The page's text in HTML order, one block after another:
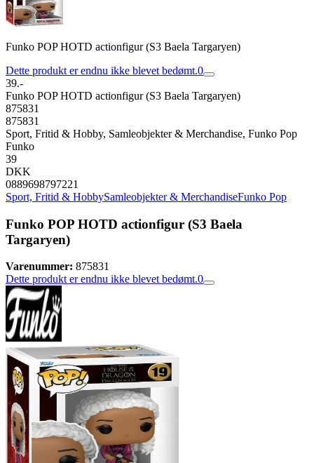
Funko POP HOTD actionfigur (S3 Baela Targaryen)
Dette produkt er endnu ikke blevet bedømt.0
39.-
Funko POP HOTD actionfigur (S3 Baela Targaryen)
875831
875831
Sport, Fritid & Hobby, Samleobjekter & Merchandise, Funko Pop
Funko
39
DKK
0889698797221
Sport, Fritid & HobbySamleobjekter & MerchandiseFunko Pop
Funko POP HOTD actionfigur (S3 Baela
Targaryen)
Varenummer: 875831
Dette produkt er endnu ikke blevet bedømt.0